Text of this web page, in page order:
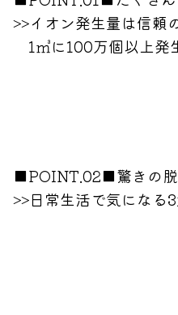
>>イオン発生量は信頼
1㎥に100万個以上発
■POINT.02■驚きの脱
>>日常生活で気になる